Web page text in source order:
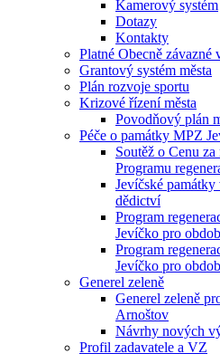
Kamerový systém
Dotazy
Kontakty
Platné Obecně závazné
Grantový systém města
Plán rozvoje sportu
Krizové řízení města
Povodňový plán
Péče o památky MPZ
Soutěž o Cenu
Programu
Jevíčské
dědictví
Program
Jevíčko pro
Program
Jevíčko pro
Generel zeleně
Generel zeleně
Arnoštov
Návrhy nových
Profil zadavatele a VZ